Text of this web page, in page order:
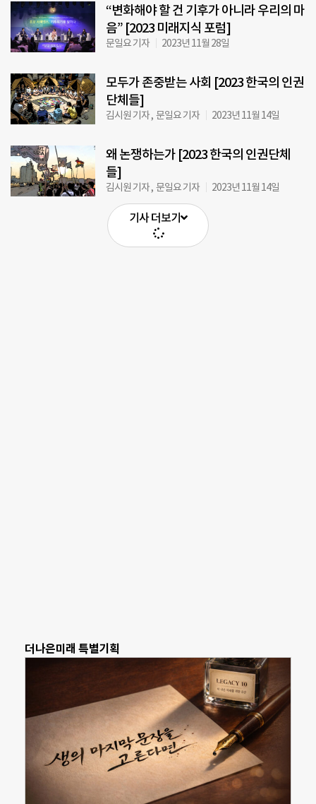
“변화해야 할 건 기후가 아니라 우리의 마
음” [2023 미래지식 포럼]
문일요 기자 2023년 11월 28일
모두가 존중받는 사회 [2023 한국의 인권
단체들]
김시원 기자 , 문일요 기자 2023년 11월 14일
왜 논쟁하는가 [2023 한국의 인권단체
들]
김시원 기자 , 문일요 기자 2023년 11월 14일
기사 더보기
더나은미래 특별기획